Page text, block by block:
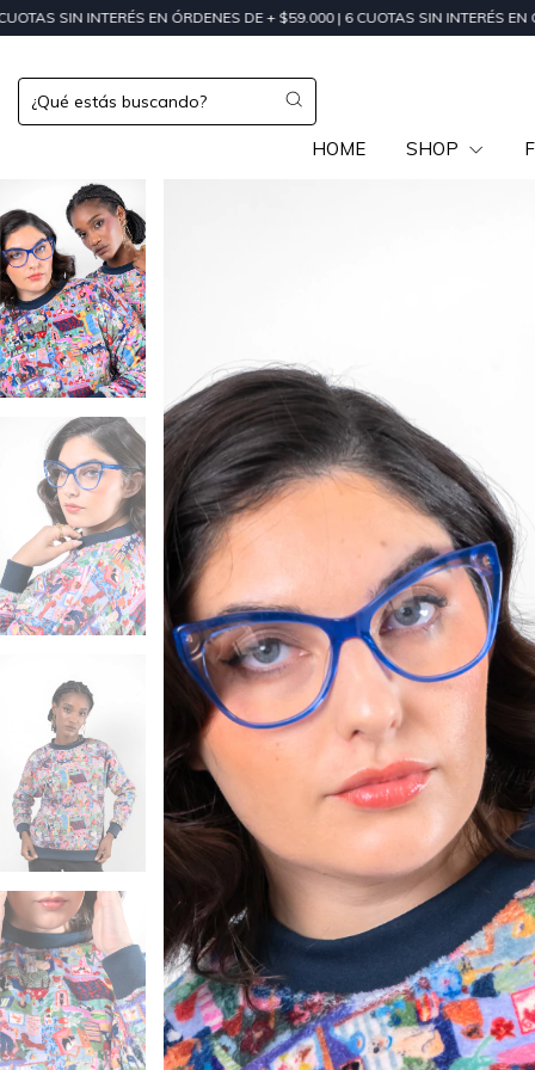
EN ÓRDENES DE + $59.000 | 6 CUOTAS SIN INTERÉS EN ÓRDENES DE +
HOME SHOP